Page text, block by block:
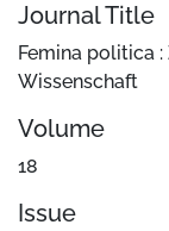
Journal Title
Femina politica
Wissenschaft
Volume
18
Issue